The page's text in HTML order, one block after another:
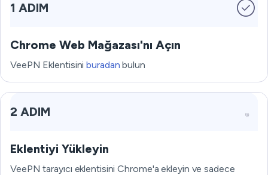
1 ADIM
Chrome Web Mağazası'nı Açın
VeePN Eklentisiniburadan bulun
2 ADIM
Eklentiyi Yükleyin
VeePN tarayıcı eklentisini Chrome'a ekleyin ve sadece